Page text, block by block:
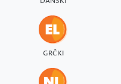
GRČKI